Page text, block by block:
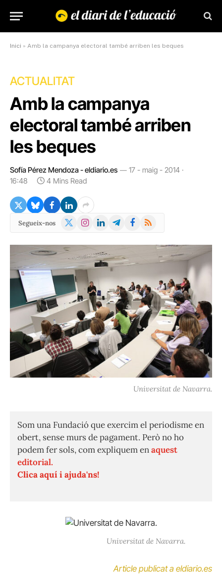
Inici » Amb la campanya electoral també arriben les beques
ACTUALITAT
Amb la campanya
electoral també arriben
les beques
Sofía Pérez Mendoza - eldiario.es
17 - maig - 2014 ·
16:48
4 Mins Read
Segueix-nos
X
Instagram
LinkedInTelegramFacebook
RSS
Universitat de Navarra.
Som una Fundació que exercim el periodisme en
obert, sense murs de pagament. Però no ho
podem fer sols, com expliquem enaquest
editorial.
Clica aquí i ajuda'ns!
Universitat de Navarra.
Article publicat a eldiario.es